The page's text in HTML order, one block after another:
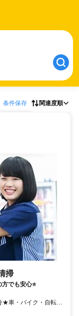
条件保存 関連度順
掃
でも安心⭐
車・バイク・自転車